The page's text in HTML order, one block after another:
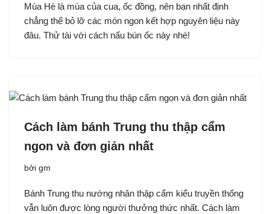
Mùa Hè là mùa của cua, ốc đồng, nên bạn nhất định
chẳng thể bỏ lỡ các món ngon kết hợp nguyên liệu này
đâu. Thử tài với cách nấu bún ốc này nhé!
Cách làm bánh Trung thu thập cẩm
ngon và đơn giản nhất
bởi gm
Bánh Trung thu nướng nhân thập cẩm kiểu truyền thống
vẫn luôn được lòng người thưởng thức nhất. Cách làm